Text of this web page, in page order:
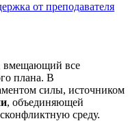
от преподавателя
вмещающий все
плана. В
силы, источником
, объединяющей
среду.